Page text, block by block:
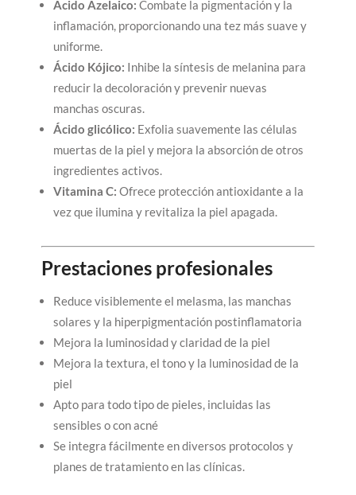
Ácido Azelaico: Combate la pigmentación y la
inflamación, proporcionando una tez más suave y
uniforme.
Ácido Kójico: Inhibe la síntesis de melanina para
reducir la decoloración y prevenir nuevas
manchas oscuras.
Ácido glicólico: Exfolia suavemente las células
muertas de la piel y mejora la absorción de otros
ingredientes activos.
Vitamina C: Ofrece protección antioxidante a la
vez que ilumina y revitaliza la piel apagada.
Prestaciones profesionales
Reduce visiblemente el melasma, las manchas
solares y la hiperpigmentación postinflamatoria
Mejora la luminosidad y claridad de la piel
Mejora la textura, el tono y la luminosidad de la
piel
Apto para todo tipo de pieles, incluidas las
sensibles o con acné
Se integra fácilmente en diversos protocolos y
planes de tratamiento en las clínicas.